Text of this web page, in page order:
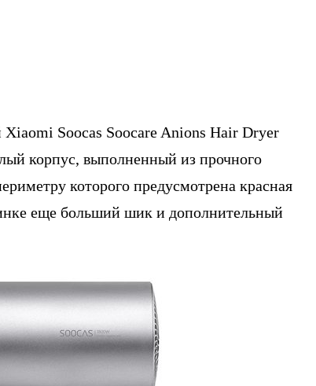
Soocas Soocare Anions Hair Dryer
корпус, выполненный из прочного
которого предусмотрена красная
еще больший шик и дополнительный